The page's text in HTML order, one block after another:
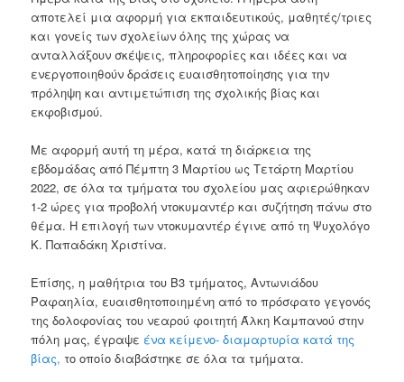
αποτελεί μια αφορμή για εκπαιδευτικούς, μαθητές/τριες
και γονείς των σχολείων όλης της χώρας να
ανταλλάξουν σκέψεις, πληροφορίες και ιδέες και να
ενεργοποιηθούν δράσεις ευαισθητοποίησης για την
πρόληψη και αντιμετώπιση της σχολικής βίας και
εκφοβισμού.
Με αφορμή αυτή τη μέρα, κατά τη διάρκεια της
εβδομάδας από Πέμπτη 3 Μαρτίου ως Τετάρτη Μαρτίου
2022, σε όλα τα τμήματα του σχολείου μας αφιερώθηκαν
1-2 ώρες για προβολή ντοκυμαντέρ και συζήτηση πάνω στο
θέμα. Η επιλογή των ντοκυμαντέρ έγινε από τη Ψυχολόγο
Κ. Παπαδάκη Χριστίνα.
Επίσης, η μαθήτρια του Β3 τμήματος, Αντωνιάδου
Ραφαηλία, ευαισθητοποιημένη από το πρόσφατο γεγονός
της δολοφονίας του νεαρού φοιτητή Άλκη Καμπανού στην
πόλη μας, έγραψε ένα κείμενο- διαμαρτυρία κατά της
βίας, το οποίο διαβάστηκε σε όλα τα τμήματα.